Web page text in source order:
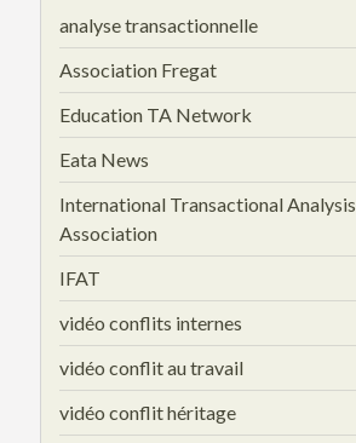
analyse transactionnelle
Association Fregat
Education TA Network
Eata News
International Transactional Analysis
Association
IFAT
vidéo conflits internes
vidéo conflit au travail
vidéo conflit héritage